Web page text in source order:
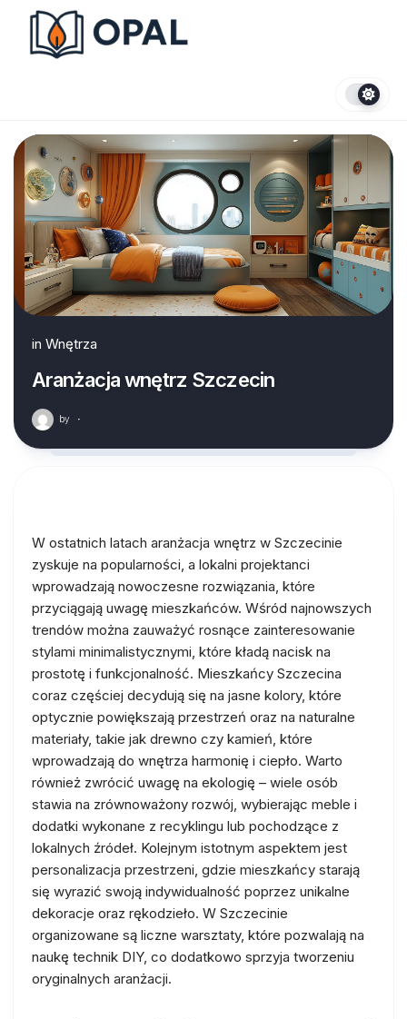
content
in Wnętrza
Aranżacja wnętrz Szczecin
by ·
W ostatnich latach aranżacja wnętrz w Szczecinie
zyskuje na popularności, a lokalni projektanci
wprowadzają nowoczesne rozwiązania, które
przyciągają uwagę mieszkańców. Wśród najnowszych
trendów można zauważyć rosnące zainteresowanie
stylami minimalistycznymi, które kładą nacisk na
prostotę i funkcjonalność. Mieszkańcy Szczecina
coraz częściej decydują się na jasne kolory, które
optycznie powiększają przestrzeń oraz na naturalne
materiały, takie jak drewno czy kamień, które
wprowadzają do wnętrza harmonię i ciepło. Warto
również zwrócić uwagę na ekologię – wiele osób
stawia na zrównoważony rozwój, wybierając meble i
dodatki wykonane z recyklingu lub pochodzące z
lokalnych źródeł. Kolejnym istotnym aspektem jest
personalizacja przestrzeni, gdzie mieszkańcy starają
się wyrazić swoją indywidualność poprzez unikalne
dekoracje oraz rękodzieło. W Szczecinie
organizowane są liczne warsztaty, które pozwalają na
naukę technik DIY, co dodatkowo sprzyja tworzeniu
oryginalnych aranżacji.